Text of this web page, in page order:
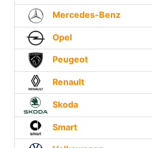
Mercedes-Benz
Opel
Peugeot
Renault
Skoda
Smart